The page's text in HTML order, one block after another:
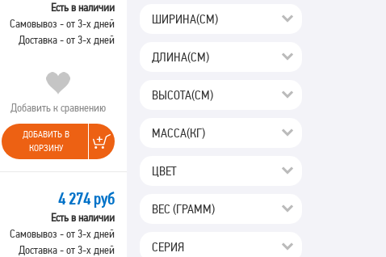
ШИРИНА(СМ)
ДЛИНА(СМ)
ВЫСОТА(СМ)
МАССА(КГ)
ЦВЕТ
ВЕС (ГРАММ)
СЕРИЯ
Есть в наличии
Самовывоз - от 3-х дней
Доставка - от 3-х дней
Добавить к сравнению
ДОБАВИТЬ В
КОРЗИНУ
4 274 руб
Есть в наличии
Самовывоз - от 3-х дней
Доставка - от 3-х дней